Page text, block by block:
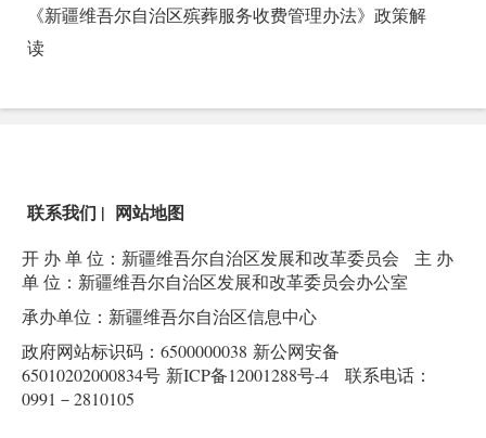
《新疆维吾尔自治区殡葬服务收费管理办法》政策解
读
联系我们 | 网站地图
开 办 单 位：新疆维吾尔自治区发展和改革委员会
主 办
单 位：新疆维吾尔自治区发展和改革委员会办公室
承办单位：新疆维吾尔自治区信息中心
政府网站标识码：6500000038 新公网安备
65010202000834号 新ICP备12001288号-4 联系电话：
0991－2810105